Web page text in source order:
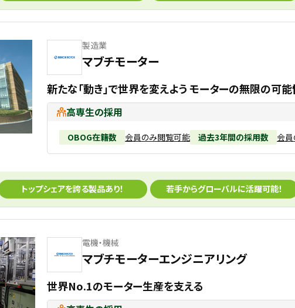
製造業
マブチモーター
新たな「動き」で世界を変えよう モーターの無限の可能
高専生の採用
OBOG在籍数 会員のみ閲覧可能 過去3年間の採用数 会
トップシェアを誇る製品あり！ 若手からグローバルに活躍可能！
電機・機械
マブチモーターエンジニアリング
世界No.1のモーター生産を支える